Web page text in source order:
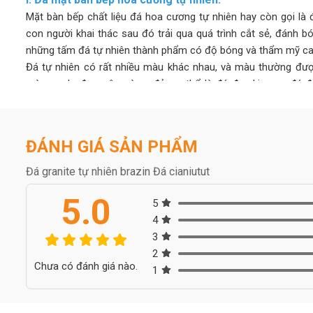
Mặt bàn bếp chất liệu đá hoa cương tự nhiên hay còn gọi
con người khai thác sau đó trải qua quá trình cắt sẻ, đánh
những tấm đá tự nhiên thành phẩm có độ bóng và thẩm mỹ
Đá tự nhiên có rất nhiều màu khác nhau, và màu thường
màu: xanh, đen, nâu, vàng, đỏ, cụ thể là đá đen kim sa, đá
2. Đá mặt bàn bếp Nhân Tạo
Đá mặt bàn bếp Nhân Tạo là những sản phẩm làm từ đá
công nghiệp cùng các chất phụ gia khác.
Ưu điểm của đá mặt bàn bếp tạo là giá thành rẻ, nhiều
trường hiện nay giá đá ốp bếp nhân tạo dao động từ
3.Đá nhân tạo Thạch Anh.
Nhìn chung nhược điểm của một số loại đá mặt bàn bếp
đòi hỏi người dung phải giữ gìn cẩn thận và thường xuyên
nhân tạo thì có thể sử dụng những dòng đá nhân tạo Thạch
ĐÁNH GIÁ SẢN PHẨM
Đá granite tự nhiên brazin Đá cianiutut
5.0
Chưa có đánh giá nào.
5
4
3
2
1